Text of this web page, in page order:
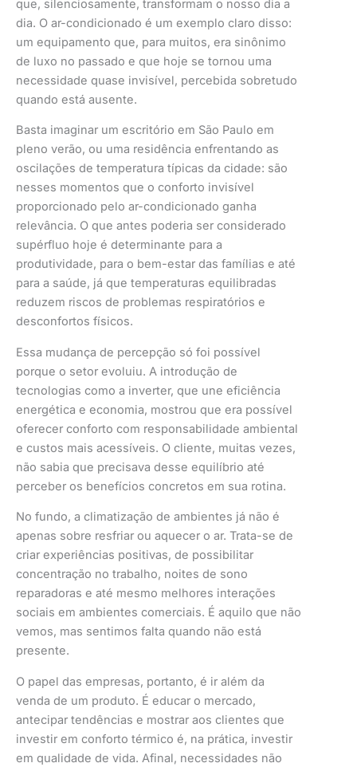
que, silenciosamente, transformam o nosso dia a
dia. O ar-condicionado é um exemplo claro disso:
um equipamento que, para muitos, era sinônimo
de luxo no passado e que hoje se tornou uma
necessidade quase invisível, percebida sobretudo
quando está ausente.
Basta imaginar um escritório em São Paulo em
pleno verão, ou uma residência enfrentando as
oscilações de temperatura típicas da cidade: são
nesses momentos que o conforto invisível
proporcionado pelo ar-condicionado ganha
relevância. O que antes poderia ser considerado
supérfluo hoje é determinante para a
produtividade, para o bem-estar das famílias e até
para a saúde, já que temperaturas equilibradas
reduzem riscos de problemas respiratórios e
desconfortos físicos.
Essa mudança de percepção só foi possível
porque o setor evoluiu. A introdução de
tecnologias como a inverter, que une eficiência
energética e economia, mostrou que era possível
oferecer conforto com responsabilidade ambiental
e custos mais acessíveis. O cliente, muitas vezes,
não sabia que precisava desse equilíbrio até
perceber os benefícios concretos em sua rotina.
No fundo, a climatização de ambientes já não é
apenas sobre resfriar ou aquecer o ar. Trata-se de
criar experiências positivas, de possibilitar
concentração no trabalho, noites de sono
reparadoras e até mesmo melhores interações
sociais em ambientes comerciais. É aquilo que não
vemos, mas sentimos falta quando não está
presente.
O papel das empresas, portanto, é ir além da
venda de um produto. É educar o mercado,
antecipar tendências e mostrar aos clientes que
investir em conforto térmico é, na prática, investir
em qualidade de vida. Afinal, necessidades não